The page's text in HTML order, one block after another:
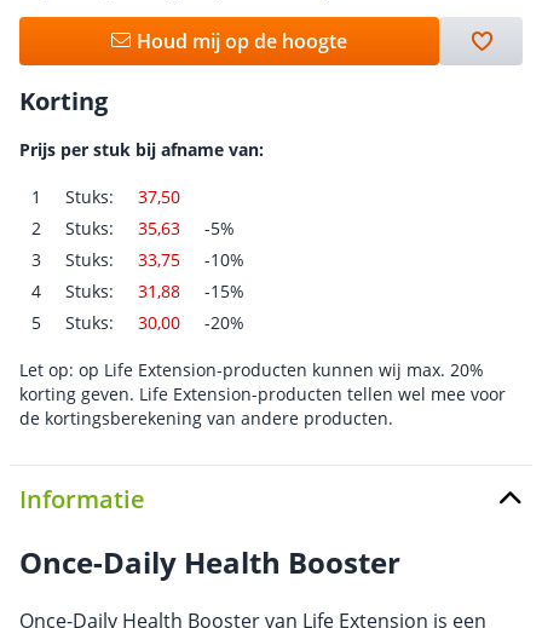
Houd mij op de hoogte
Korting
Prijs per stuk bij afname van:
1 Stuks:
37,50
2
Stuks: 35,63
-5%
3
Stuks: 33,75
-10%
4
Stuks: 31,88
-15%
5
Stuks: 30,00 -20%
Let op: op Life Extension-producten kunnen wij max. 20%
korting geven. Life Extension-producten tellen wel mee voor
de kortingsberekening van andere producten.
Informatie
Once-Daily Health Booster
Once-Daily Health Booster van Life Extension is een